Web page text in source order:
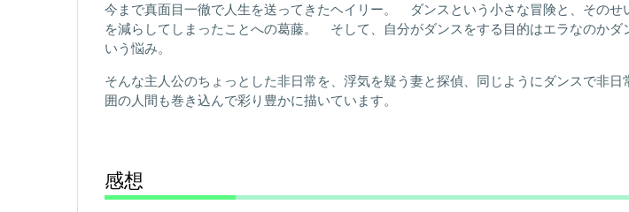
今まで真面目一徹で人生を送ってきたヘイリー。 ダンスという小さな冒険と、そのせ
を減らしてしまったことへの葛藤。 そして、自分がダンスをする目的はエラなのかダ
いう悩み。
そんな主人公のちょっとした非日常を、浮気を疑う妻と探偵、同じようにダンスで非日
囲の人間も巻き込んで彩り豊かに描いています。
感想